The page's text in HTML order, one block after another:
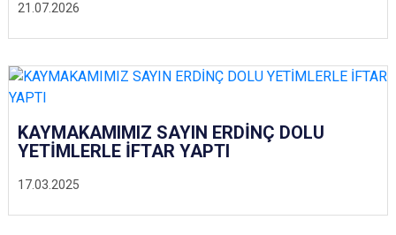
21.07.2026
17.03.2025
KAYMAKAMIMIZ SAYIN ERDİNÇ DOLU
YETİMLERLE İFTAR YAPTI